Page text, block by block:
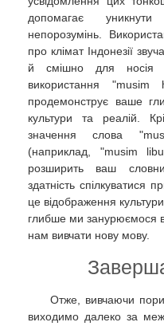
допомагає
непорозумінь.
про клімат Індонезії
й смішно для носія
використання
продемонструє ваше
культури та реалій.
значення слова
(наприклад, "musim
розширить ваш
здатність спілкуватися
це відображення
глибше ми занурюємося в
нам вивчати нову мову.
Отже, вивчаючи пори
виходимо далеко за